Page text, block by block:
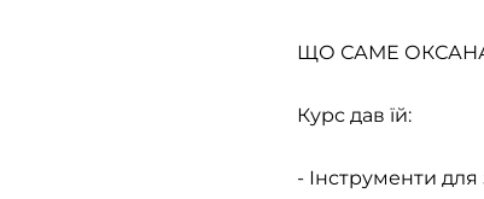
ЩО САМЕ
Курс дав їй:
- Інструменти